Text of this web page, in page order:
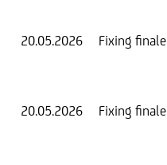
20.05.2026
Fixing finale
20.05.2026
Fixing finale